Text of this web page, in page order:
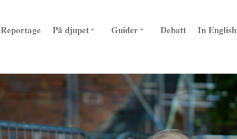
Reportage På djupet Guider Debatt In English